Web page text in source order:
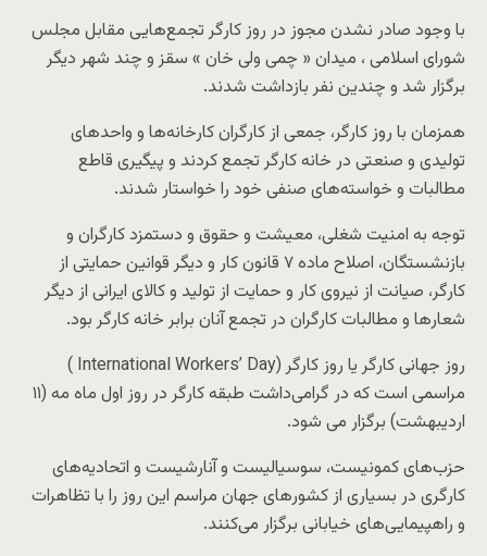
با وجود صادر نشدن مجوز در روز کارگر تجمع‌هایی مقابل مجلس
شورای اسلامی ، میدان « چمی ولی خان » سقز و چند شهر دیگر
برگزار شد و چندین نفر بازداشت شدند.
همزمان با روز کارگر، جمعی از کارگران کارخانه‌ها و واحدهای
تولیدی و صنعتی در خانه کارگر تجمع کردند و پیگیری قاطع
مطالبات و خواسته‌های صنفی خود را خواستار شدند.
توجه به امنیت شغلی، معیشت و حقوق و دستمزد کارگران و
بازنشستگان، اصلاح ماده ۷ قانون کار و دیگر قوانین حمایتی از
کارگر، صیانت از نیروی کار و حمایت از تولید و کالای ایرانی از دیگر
شعارها و مطالبات کارگران در تجمع آنان برابر خانه کارگر بود.
روز جهانی کارگر یا روز کارگر (International Workers’ Day )
مراسمی است که در گرامی‌داشت طبقه کارگر در روز اول ماه مه (۱۱
اردیبهشت) برگزار می شود.
حزب‌های کمونیست، سوسیالیست و آنارشیست و اتحادیه‌های
کارگری در بسیاری از کشورهای جهان مراسم این روز را با تظاهرات
و راهپیمایی‌های خیابانی برگزار می‌کنند.